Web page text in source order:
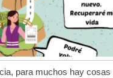
para muchos hay